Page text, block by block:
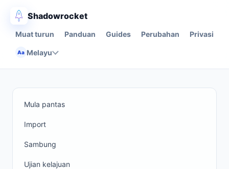
Shadowrocket
Muat turun Panduan Guides Perubahan Privasi
Aa Melayu
Mula pantas
Import
Sambung
Ujian kelajuan